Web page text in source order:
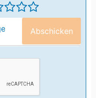
Abschicken